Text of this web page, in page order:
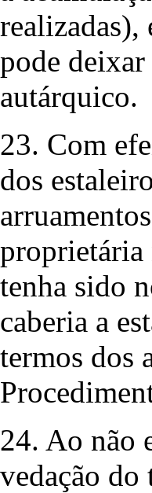
realizadas),
pode deixar
autárquico.
23. Com
dos
proprietária
tenha sido
caberia a
termos dos
24. Ao não
vedação